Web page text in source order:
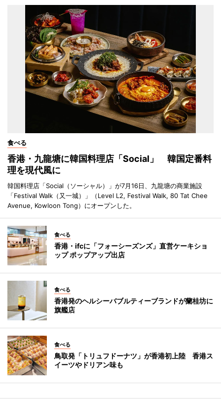
食べる
香港・九龍塘に韓国料理店「Social」 韓国定番料
理を現代風に
韓国料理店「Social（ソーシャル）」が7月16日、九龍塘の商業施設
「Festival Walk（又一城）」（Level L2, Festival Walk, 80 Tat Chee
Avenue, Kowloon Tong）にオープンした。
食べる
香港・ifcに「フォーシーズンズ」直営ケーキショ
ップ ポップアップ出店
食べる
香港発のヘルシーバブルティーブランドが蘭桂坊に
旗艦店
食べる
鳥取発「トリュフドーナツ」が香港初上陸 香港ス
イーツやドリアン味も